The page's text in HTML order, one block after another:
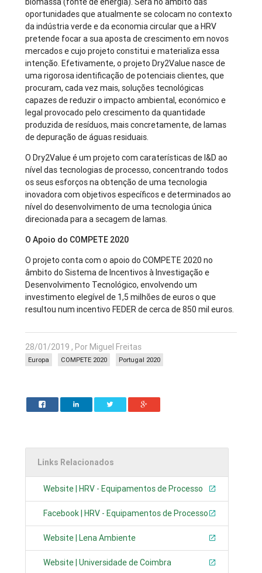
oportunidades que atualmente se colocam no contexto
da indústria verde e da economia circular que a HRV
pretende focar a sua aposta de crescimento em novos
mercados e cujo projeto constitui e materializa essa
intenção. Efetivamente, o projeto Dry2Value nasce de
uma rigorosa identificação de potenciais clientes, que
procuram, cada vez mais, soluções tecnológicas
capazes de reduzir o impacto ambiental, económico e
legal provocado pelo crescimento da quantidade
produzida de resíduos, mais concretamente, de lamas
de depuração de águas residuais.
O Dry2Value é um projeto com caraterísticas de I&D ao
nível das tecnologias de processo, concentrando todos
os seus esforços na obtenção de uma tecnologia
inovadora com objetivos específicos e determinados ao
nível do desenvolvimento de uma tecnologia única
direcionada para a secagem de lamas.
O Apoio do COMPETE 2020
O projeto conta com o apoio do COMPETE 2020 no
âmbito do Sistema de Incentivos à Investigação e
Desenvolvimento Tecnológico, envolvendo um
investimento elegível de 1,5 milhões de euros o que
resultou num incentivo FEDER de cerca de 850 mil euros.
28/01/2019 , Por Miguel Freitas
Portugal 2020
COMPETE 2020
Europa
Links Relacionados
Website | HRV - Equipamentos de Processo
Facebook | HRV - Equipamentos de Processo
Website | Lena Ambiente
Website | Universidade de Coimbra